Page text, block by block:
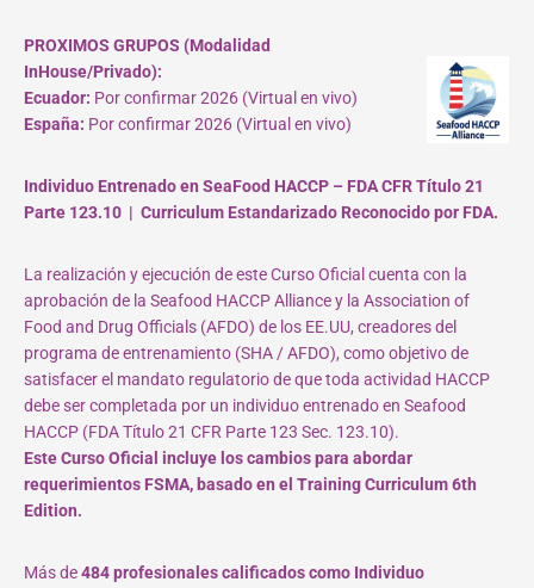
PROXIMOS GRUPOS (Modalidad
InHouse/Privado):
Ecuador: Por confirmar 2026 (Virtual en vivo)
España: Por confirmar 2026 (Virtual en vivo)
Individuo Entrenado en SeaFood HACCP – FDA CFR Título 21
Parte 123.10 | Curriculum Estandarizado Reconocido por FDA.
La realización y ejecución de este Curso Oficial cuenta con la
aprobación de la Seafood HACCP Alliance y la Association of
Food and Drug Officials (AFDO) de los EE.UU, creadores del
programa de entrenamiento (SHA / AFDO), como objetivo de
satisfacer el mandato regulatorio de que toda actividad HACCP
debe ser completada por un individuo entrenado en Seafood
HACCP (FDA Título 21 CFR Parte 123 Sec. 123.10).
Este Curso Oficial incluye los cambios para abordar
requerimientos FSMA, basado en el Training Curriculum 6th
Edition.
Más de484 profesionales calificados como Individuo